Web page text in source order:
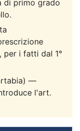
di primo grado
per i fatti dal 1°
—
l'art.